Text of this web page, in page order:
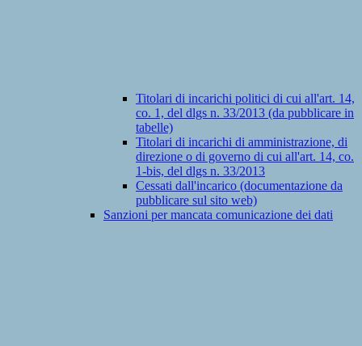
Titolari di incarichi politici di cui all'art. 14,
co. 1, del dlgs n. 33/2013 (da pubblicare in
tabelle)
Titolari di incarichi di amministrazione, di
direzione o di governo di cui all'art. 14, co.
1-bis, del dlgs n. 33/2013
Cessati dall'incarico (documentazione da
pubblicare sul sito web)
Sanzioni per mancata comunicazione dei dati